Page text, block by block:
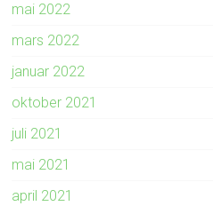
mai 2022
mars 2022
januar 2022
oktober 2021
juli 2021
mai 2021
april 2021